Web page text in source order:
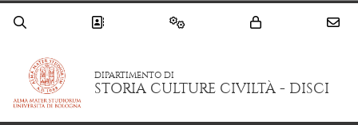
DIPARTIMENTO DI
STORIA CULTURE CIVILTÀ - DISCI